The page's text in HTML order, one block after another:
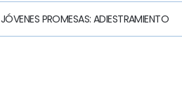
JÓVENES PROMESAS: ADIESTRAMIENTO